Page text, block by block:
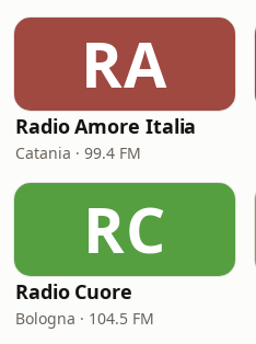
RA
Radio Amore Italia
Catania · 99.4 FM
RC
Radio Cuore
Bologna · 104.5 FM